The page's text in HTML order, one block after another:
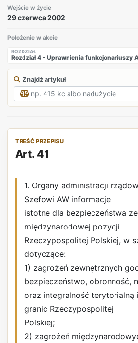
Wejście w życie
29 czerwca 2002
Położenie w akcie
ROZDZIAŁ
Rozdział 4 - Uprawnienia funkcjonariuszy
Znajdź artykuł
TREŚĆ PRZEPISU
Art. 41
1. Organy administracji
Szefowi AW informacje
istotne dla bezpieczeństwa
międzynarodowej pozycji
Rzeczypospolitej Polskiej, w
dotyczące:
1) zagrożeń zewnętrznych
bezpieczeństwo, obronność,
oraz integralność terytorialną
granic Rzeczypospolitej
Polskiej;
2) zagrożeń